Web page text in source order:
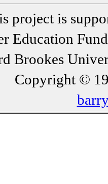
project is
Education
Brookes
Copyright ©